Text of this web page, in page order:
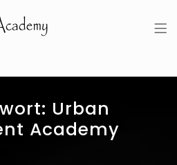
Urban
Academy